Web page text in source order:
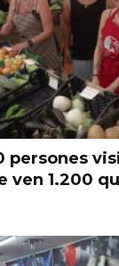
persones
ven 1.200